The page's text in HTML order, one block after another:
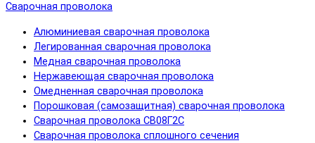
Сварочная проволока
Алюминиевая сварочная проволока
Легированная сварочная проволока
Медная сварочная проволока
Нержавеющая сварочная проволока
Омедненная сварочная проволока
Порошковая (самозащитная) сварочная проволока
Сварочная проволока СВ08Г2С
Сварочная проволока сплошного сечения